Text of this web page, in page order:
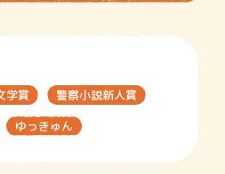
学賞
警察小説新人賞
ゆっきゅん